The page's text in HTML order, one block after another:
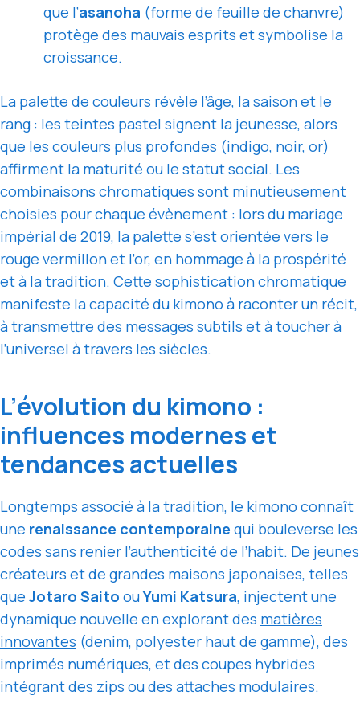
que l’asanoha (forme de feuille de chanvre)
protège des mauvais esprits et symbolise la
croissance.
La palette de couleurs révèle l’âge, la saison et le
rang : les teintes pastel signent la jeunesse, alors
que les couleurs plus profondes (indigo, noir, or)
affirment la maturité ou le statut social. Les
combinaisons chromatiques sont minutieusement
choisies pour chaque évènement : lors du mariage
impérial de 2019, la palette s’est orientée vers le
rouge vermillon et l’or, en hommage à la prospérité
et à la tradition. Cette sophistication chromatique
manifeste la capacité du kimono à raconter un récit,
à transmettre des messages subtils et à toucher à
l’universel à travers les siècles.
L’évolution du kimono :
influences modernes et
tendances actuelles
Longtemps associé à la tradition, le kimono connaît
une renaissance contemporaine qui bouleverse les
codes sans renier l’authenticité de l’habit. De jeunes
créateurs et de grandes maisons japonaises, telles
queJotaro Saito ouYumi Katsura, injectent une
dynamique nouvelle en explorant des matières
innovantes (denim, polyester haut de gamme), des
imprimés numériques, et des coupes hybrides
intégrant des zips ou des attaches modulaires.